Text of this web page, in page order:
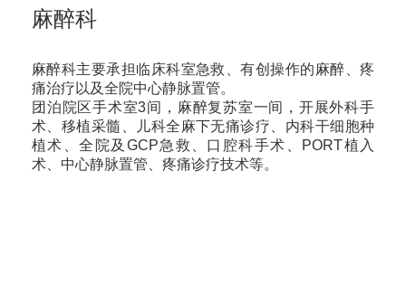
麻醉科
麻醉科主要承担临床科室急救、有创操作的麻醉、疼
痛治疗以及全院中心静脉置管。
团泊院区手术室3间，麻醉复苏室一间，开展外科手
术、移植采髓、儿科全麻下无痛诊疗、内科干细胞种
植术、全院及GCP急救、口腔科手术、PORT植入
术、中心静脉置管、疼痛诊疗技术等。